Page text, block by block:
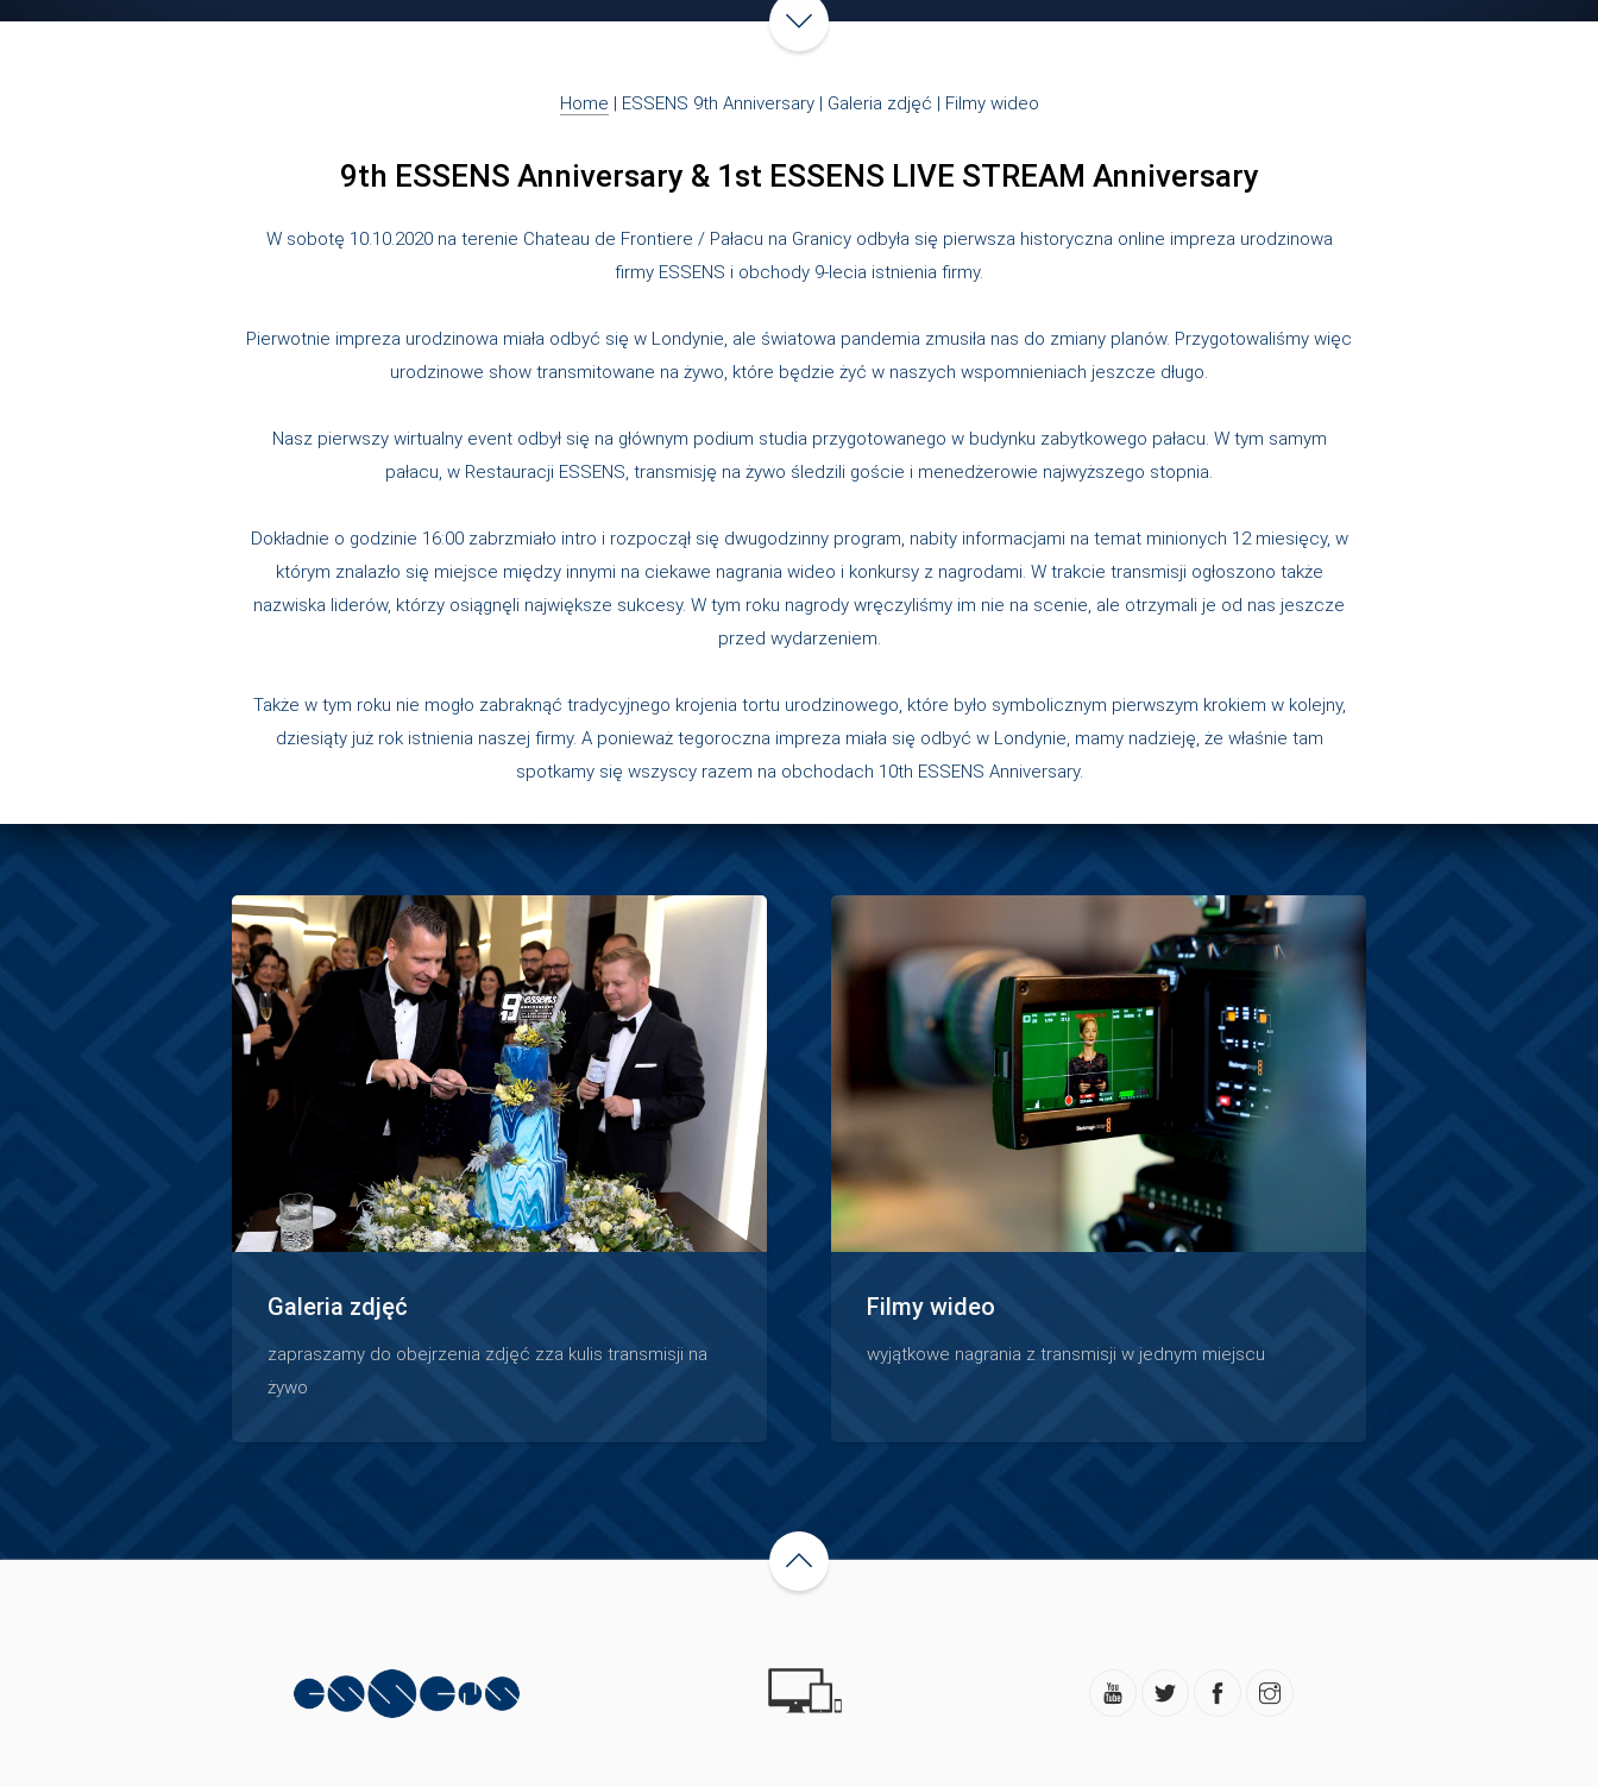
Home | ESSENS 9th Anniversary| Galeria zdjęć | Filmy wideo
9th ESSENS Anniversary & 1st ESSENS LIVE STREAM Anniversary
W sobotę 10.10.2020 na terenie Chateau de Frontiere / Pałacu na Granicy odbyła się pierwsza historyczna online impreza urodzinowa
firmy ESSENS i obchody 9-lecia istnienia firmy.
Pierwotnie impreza urodzinowa miała odbyć się w Londynie, ale światowa pandemia zmusiła nas do zmiany planów. Przygotowaliśmy więc
urodzinowe show transmitowane na żywo, które będzie żyć w naszych wspomnieniach jeszcze długo.
Nasz pierwszy wirtualny event odbył się na głównym podium studia przygotowanego w budynku zabytkowego pałacu. W tym samym
pałacu, w Restauracji ESSENS, transmisję na żywo śledzili goście i menedżerowie najwyższego stopnia.
Dokładnie o godzinie 16:00 zabrzmiało intro i rozpoczął się dwugodzinny program, nabity informacjami na temat minionych 12 miesięcy, w
którym znalazło się miejsce między innymi na ciekawe nagrania wideo i konkursy z nagrodami. W trakcie transmisji ogłoszono także
nazwiska liderów, którzy osiągnęli największe sukcesy. W tym roku nagrody wręczyliśmy im nie na scenie, ale otrzymali je od nas jeszcze
przed wydarzeniem.
Także w tym roku nie mogło zabraknąć tradycyjnego krojenia tortu urodzinowego, które było symbolicznym pierwszym krokiem w kolejny,
dziesiąty już rok istnienia naszej firmy. A ponieważ tegoroczna impreza miała się odbyć w Londynie, mamy nadzieję, że właśnie tam
spotkamy się wszyscy razem na obchodach 10th ESSENS Anniversary.
Galeria zdjęć
zapraszamy do obejrzenia zdjęć zza kulis transmisji na
żywo
Filmy wideo
wyjątkowe nagrania z transmisji w jednym miejscu